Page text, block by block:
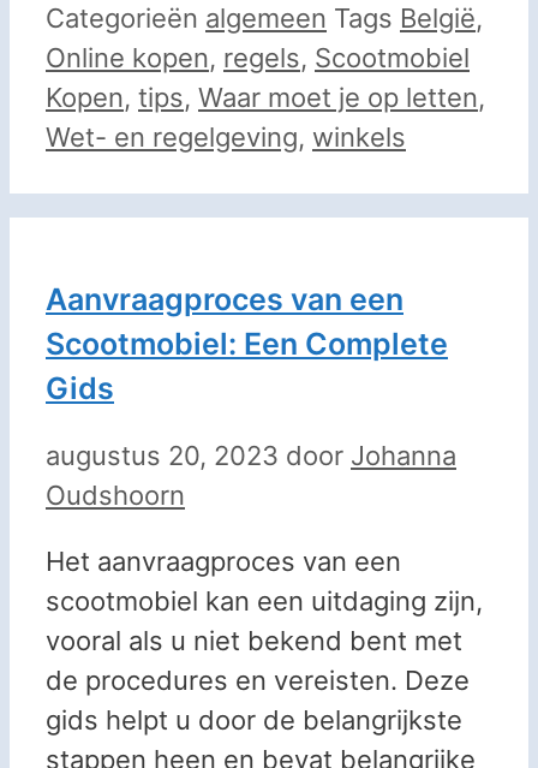
Categorieën algemeen Tags België,
Online kopen, regels, Scootmobiel
Kopen, tips, Waar moet je op letten,
Wet- en regelgeving, winkels
Aanvraagproces van een
Scootmobiel: Een Complete
Gids
augustus 20, 2023 door Johanna
Oudshoorn
‍Het aanvraagproces van een
scootmobiel kan een uitdaging zijn,
vooral als u niet bekend bent met
de procedures en vereisten. Deze
gids helpt u door de belangrijkste
stappen heen en bevat belangrijke